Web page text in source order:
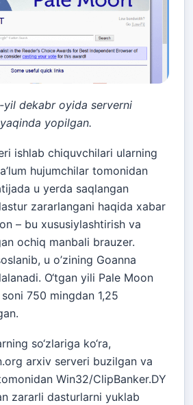
yil dekabr oyida serverni
yopilgan.
ishlab chiquvchilari ularning
hujumchilar tomonidan
u yerda saqlangan
zararlangani haqida xabar
– bu xususiylashtirish va
ochiq manbali brauzer.
u o’zining Goanna
O‘tgan yili Pale Moon
750 mingdan 1,25
so‘zlariga ko‘ra,
arxiv serveri buzilgan va
Win32/ClipBanker.DY
zararli dasturlarni yuklab